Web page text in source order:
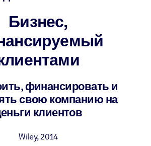
verificado e conciso para seu LMS/LXP para
corporativas
corporativa com conhecimento de
e pronto para uso.
Бизнес,
финансировать и
свою компанию на
клиентов
Wiley,2014